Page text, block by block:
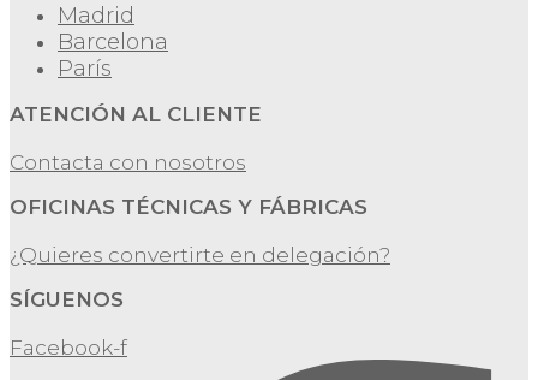
Madrid
Barcelona
París
ATENCIÓN AL CLIENTE
Contacta con nosotros
OFICINAS TÉCNICAS Y FÁBRICAS
¿Quieres convertirte en delegación?
SÍGUENOS
Facebook-f